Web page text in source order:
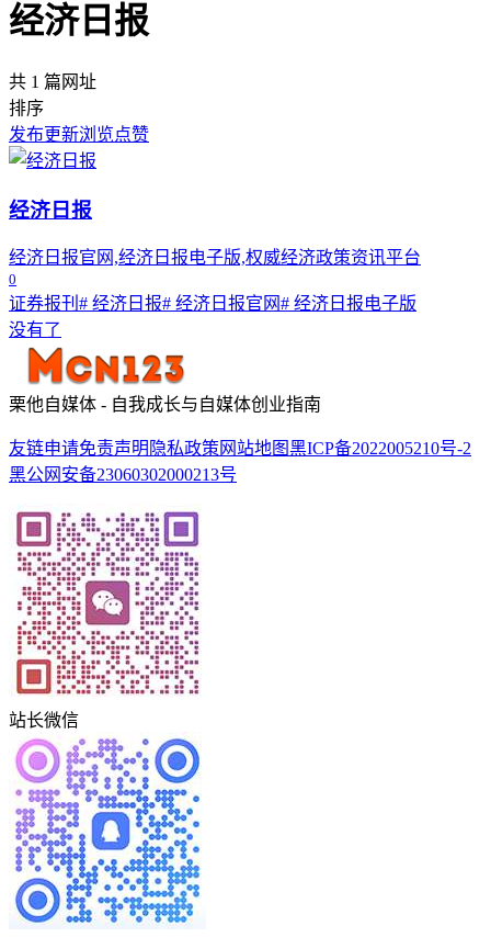
经济日报
共 1 篇网址
排序
发布更新浏览点赞
经济日报
经济日报官网,经济日报电子版,权威经济政策资讯平台
0
证券报刊 # 经济日报# 经济日报官网# 经济日报电子版
没有了
栗他自媒体 - 自我成长与自媒体创业指南
友链申请免责声明 隐私政策 网站地图黑ICP备2022005210号-2
黑公网安备23060302000213号
站长微信